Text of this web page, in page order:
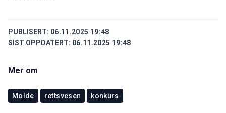
PUBLISERT: 06.11.2025 19:48
SIST OPPDATERT: 06.11.2025 19:48
Mer om
Molde rettsvesen konkurs